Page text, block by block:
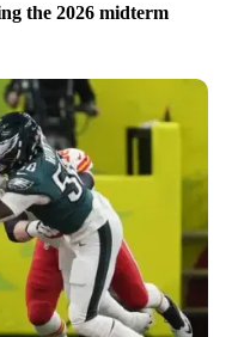
the 2026 midterm